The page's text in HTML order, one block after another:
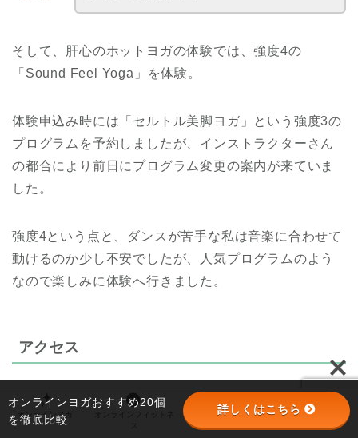
そして、肝心のホットヨガの体験では、強度4の
「Sound Feel Yoga」を体験。
体験申込み時には「セルトル美脚ヨガ」という強度3の
プログラムを予約しましたが、インストラクターさん
の都合により前日にプログラム変更の案内が来ていま
した。
強度4という点と、ダンスが苦手な私は音楽に合わせて
動けるのか少し不安でしたが、人気プログラムのよう
なので楽しみに体験へ行きました。
アクセス
オンラインヨガ オンラインパーソナル パーソナルジム
オンラインヨガおすすめ20個
を徹底比較
詳しくはこちら